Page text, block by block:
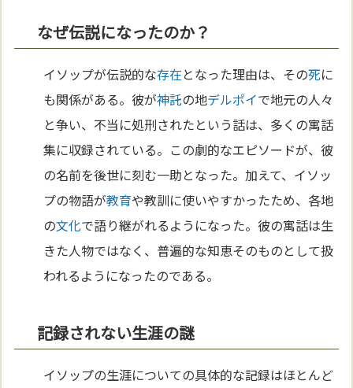
なぜ伝説になったのか？
イソップが伝説的な存在となった理由は、その死に
も関係がある。彼が神託の地デルポイで地元の人々
と争い、不当に処刑されたという話は、多くの寓話
集に収録されている。この劇的なエピソードが、彼
の名前を後世に刻む一助となった。加えて、イソッ
プの物語が教育や教訓に使いやすかったため、各地
の文化で語り継がれるようになった。彼の寓話は生
きた人物ではなく、普遍的な知恵そのものとして扱
われるようになったのである。
記録されない生涯の謎
イソップの生涯についての具体的な記録はほとんど